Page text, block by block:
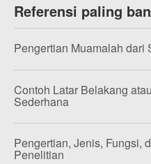
Referensi paling
Pengertian Muamalah dari
Contoh Latar Belakang
Sederhana
Pengertian, Jenis, Fungsi,
Penelitian